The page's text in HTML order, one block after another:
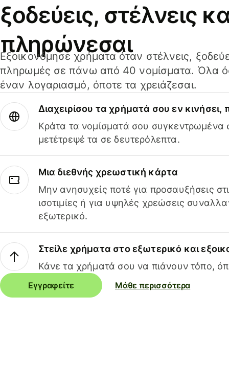
ξοδεύεις, στέλνεις
πληρώνεσαι
Εξοικονόμησε χρήματα όταν στέλνεις,
πληρωμές σε πάνω από 40 νομίσματα. Όλα
έναν λογαριασμό, όποτε τα χρειάζεσαι.
Διαχειρίσου τα χρήματά σου εν
Κράτα τα νομίσματά σου συγκεντρωμένα
μετέτρεψέ τα σε δευτερόλεπτα.
Μια διεθνής χρεωστική κάρτα
Μην ανησυχείς ποτέ για προσαυξήσεις
ισοτιμίες ή για υψηλές χρεώσεις
εξωτερικό.
Στείλε χρήματα στο εξωτερικό και
Κάνε τα χρήματά σου να πιάνουν τόπο,
Εγγραφείτε Μάθε περισσότερα